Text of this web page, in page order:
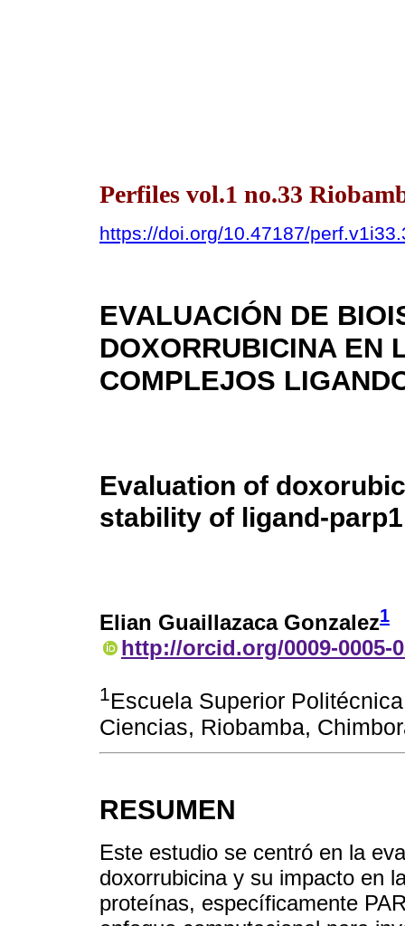
Perfiles vol.1 no.33
https://doi.org/10.47187/
EVALUACIÓN DE
DOXORRUBICINA EN
COMPLEJOS
Evaluation of
stability of ligand-
Elian Guaillazaca Gonzalez1
http://orcid.org/0009-0005-
1Escuela Superior
Ciencias, Riobamba,
RESUMEN
Este estudio se centró en la
doxorrubicina y su impacto en
proteínas, específicamente